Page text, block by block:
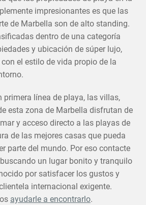
impresionantes es que las
de Marbella son de alto standing.
dentro de una categoría
y ubicación de súper lujo,
el estilo de vida propio de la
primera línea de playa, las villas,
esta zona de Marbella disfrutan de
y acceso directo a las playas de
de las mejores casas que pueda
parte del mundo. Por eso contacte
un lugar bonito y tranquilo
por satisfacer los gustos y
internacional exigente.
ayudarle a encontrarlo.